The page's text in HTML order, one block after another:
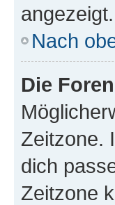
Nach
Die
Zeitzone.
dich
Zeitzone